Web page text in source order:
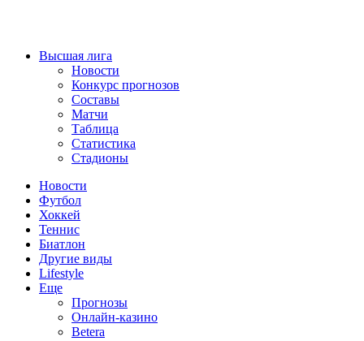
Высшая лига
Новости
Конкурс прогнозов
Составы
Матчи
Таблица
Статистика
Стадионы
Новости
Футбол
Хоккей
Теннис
Биатлон
Другие виды
Lifestyle
Еще
Прогнозы
Онлайн-казино
Betera